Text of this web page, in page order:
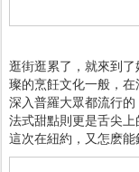
逛街逛累了，就來到
璨的烹飪文化一般，
深入普羅大眾都流行
法式甜點則更是舌尖上
這次在紐約，又怎麽能